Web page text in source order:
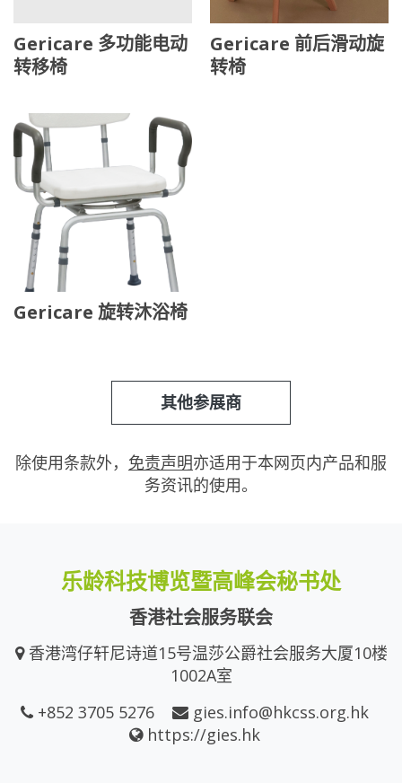
Gericare 多功能电动
转移椅
Gericare 前后滑动旋
转椅
Gericare 旋转沐浴椅
其他参展商
除使用条款外， 免责声明亦适用于本网页内产品和服
务资讯的使用。
乐龄科技博览暨高峰会秘书处
香港社会服务联会
香港湾仔轩尼诗道15号温莎公爵社会服务大厦10楼
1002A室
+852 3705 5276
gies.info@hkcss.org.hk
https://gies.hk